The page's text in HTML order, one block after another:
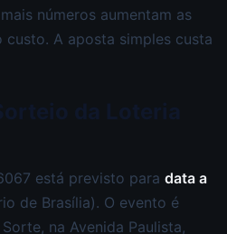
números aumentam as
custo. A aposta simples custa
está previsto para data a
de Brasília). O evento é
na Avenida Paulista,